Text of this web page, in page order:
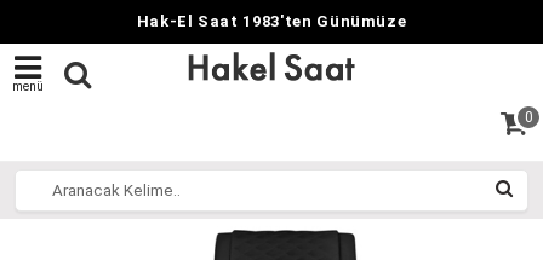
Hak-El Saat 1983'ten Günümüze
menü
0